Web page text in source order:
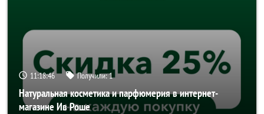
11:18:45 Получили:1
Натуральная косметика и парфюмерия в интернет-
магазине Ив Роше